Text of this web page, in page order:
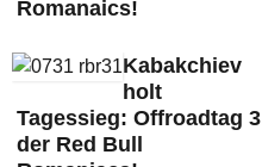
Romanaics!
Kabakchiev
holt
Tagessieg: Offroadtag 3
der Red Bull